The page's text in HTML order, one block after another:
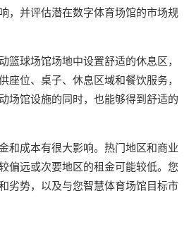
，并评估潜在数字体育场馆的市场规
篮球场馆场地中设置舒适的休息区，
座位、桌子、休息区域和餐饮服务，
场馆设施的同时，也能够得到舒适的
和成本有很大影响。热门地区和商业
偏远或次要地区的租金可能较低。您
劣势，以及与您智慧体育场馆目标市